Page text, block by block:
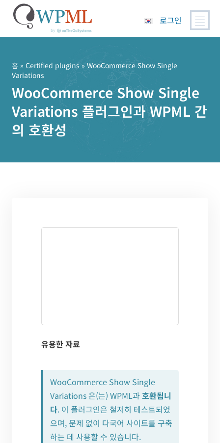
로그인
홈 » Certified plugins » WooCommerce Show Single
Variations
WooCommerce Show Single
Variations 플러그인과 WPML 간
의 호환성
유용한 자료
WooCommerce Show Single
Variations 은(는) WPML과호환됩니
다. 이 플러그인은 철저히 테스트되었
으며, 문제 없이 다국어 사이트를 구축
하는 데 사용할 수 있습니다.